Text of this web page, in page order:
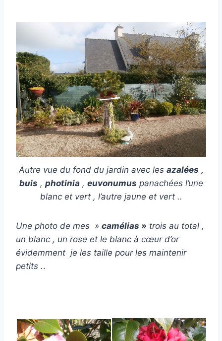
Autre vue du fond du jardin avec les azalées ,
buis , photinia, euvonumus panachées l’une
blanc et vert , l’autre jaune et vert ..
Une photo de mes » camélias » trois au total ,
un blanc , un rose et le blanc à cœur d’or
évidemment je les taille pour les maintenir
petits ..